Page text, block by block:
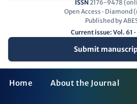
ISSN 2176-9478
Open Access · Diamond
Published by
Current issue: Vol. 61
Submit
Home About the Journal